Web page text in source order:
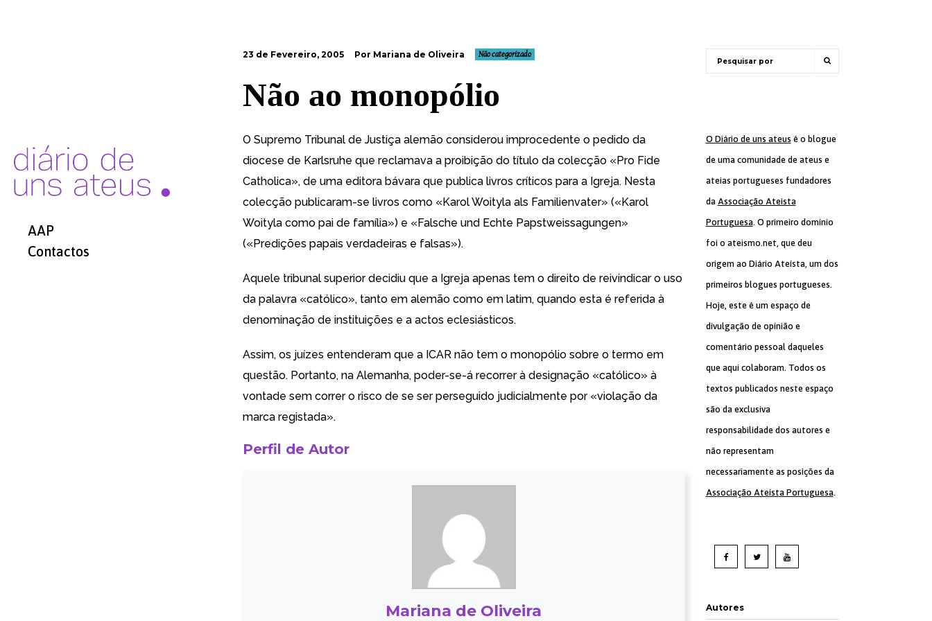
AAP
Contactos
23 de Fevereiro, 2005 Por Mariana de Oliveira Não categorizado
Não ao monopólio
O Supremo Tribunal de Justiça alemão considerou improcedente o pedido da
diocese de Karlsruhe que reclamava a proibição do título da colecção «Pro Fide
Catholica», de uma editora bávara que publica livros críticos para a Igreja. Nesta
colecção publicaram-se livros como «Karol Woityla als Familienvater» («Karol
Woityla como pai de família») e «Falsche und Echte Papstweissagungen»
(«Predições papais verdadeiras e falsas»).
Aquele tribunal superior decidiu que a Igreja apenas tem o direito de reivindicar o uso
da palavra «católico», tanto em alemão como em latim, quando esta é referida à
denominação de instituições e a actos eclesiásticos.
Assim, os juízes entenderam que a ICAR não tem o monopólio sobre o termo em
questão. Portanto, na Alemanha, poder-se-á recorrer à designação «católico» à
vontade sem correr o risco de se ser perseguido judicialmente por «violação da
marca registada».
Perfil de Autor
Mariana de Oliveira
O Diário de uns ateus é o blogue
de uma comunidade de ateus e
ateias portugueses fundadores
da Associação Ateísta
Portuguesa. O primeiro domínio
foi o ateismo.net, que deu
origem ao Diário Ateísta, um dos
primeiros blogues portugueses.
Hoje, este é um espaço de
divulgação de opinião e
comentário pessoal daqueles
que aqui colaboram. Todos os
textos publicados neste espaço
são da exclusiva
responsabilidade dos autores e
não representam
necessariamente as posições da
Associação Ateísta Portuguesa.
Autores